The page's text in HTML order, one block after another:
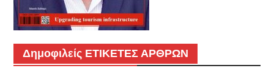
Δημοφιλείς ΕΤΙΚΕΤΕΣ ΑΡΘΡΩΝ